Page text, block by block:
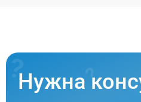
Нужна